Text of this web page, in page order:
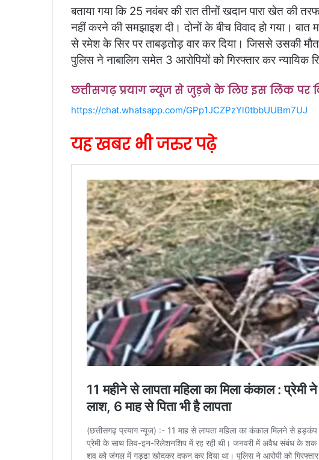
बताया गया कि 25 नवंबर की रात तीनों खदान पारा खेत
नहीं करने की समझाइश दी। दोनों के बीच विवाद हो गया।
से रमेश के सिर पर ताबड़तोड़ वार कर दिया। जिससे उसकी
पुलिस ने नाबालिग समेत 3 आरोपियों को गिरफ्तार कर न्यायिक
छत्तीसगढ़ प्रयाग न्यूज से जुड़ने के लिए इस लिंक पर
https://chat.whatsapp.com/GPp1JCZPzYl0tbbUUBm7UJ
यह खबर भी जरुर पढ़े